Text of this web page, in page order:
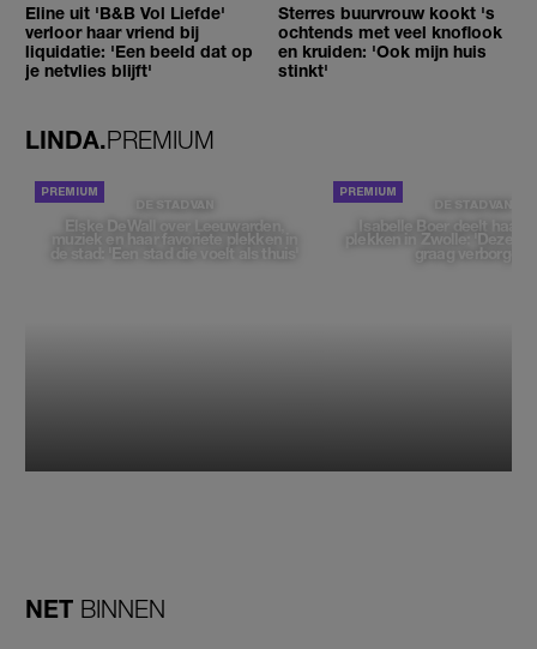
Eline uit 'B&B Vol Liefde'
verloor haar vriend bij
liquidatie: 'Een beeld dat op
je netvlies blijft'
Sterres buurvrouw kookt 's
ochtends met veel knoflook
en kruiden: 'Ook mijn huis
stinkt'
LINDA.PREMIUM
DE STAD VAN
Elske DeWall over Leeuwarden,
muziek en haar favoriete plekken in
de stad: 'Een stad die voelt als thuis'
DE STAD VAN
Isabelle Boer deelt haar
plekken in Zwolle: 'Deze
graag verborgen'
NET BINNEN